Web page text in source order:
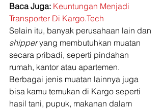
Baca Juga: Keuntungan Menjadi
Transporter Di Kargo.Tech
Selain itu, banyak perusahaan lain dan
shipper yang membutuhkan muatan
secara pribadi, seperti pindahan
rumah, kantor atau apartemen.
Berbagai jenis muatan lainnya juga
bisa kamu temukan di Kargo seperti
hasil tani, pupuk, makanan dalam